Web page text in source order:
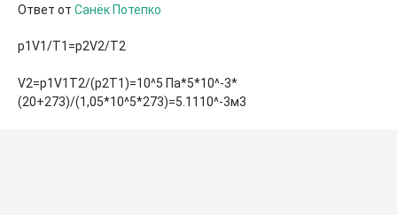
Ответ от Санёк Потепко
p1V1/T1=p2V2/T2
V2=p1V1T2/(p2T1)=10^5 Па*5*10^-3*
(20+273)/(1,05*10^5*273)=5.1110^-3м3